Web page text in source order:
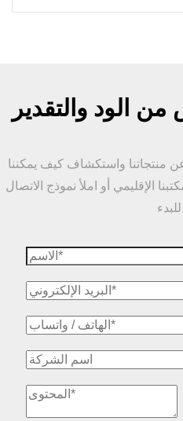
الود والتقدير
عن منتجاتنا واستكشاف كيف يمكننا
الإقليمي أو املأ نموذج الاتصال
للبدء.